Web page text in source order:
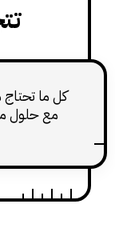
تتجنب
تحتاج معرفته عن
حلول منزلية سهلة
قطتك